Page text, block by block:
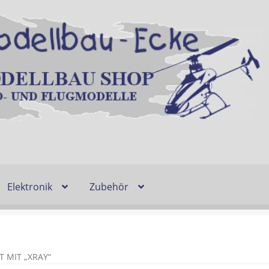
Elektronik Zubehör
Lieferzeit & Verfügbarkeit
MIT „XRAY“